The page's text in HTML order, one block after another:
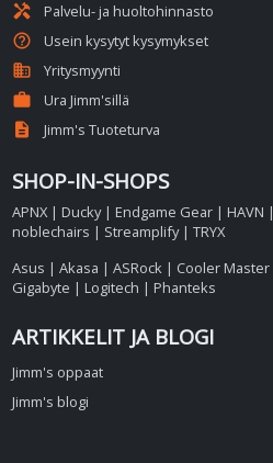
handyman
Palvelu- ja huoltohinnasto
help_outline
Usein kysytyt kysymykset
business
Yritysmyynti
work
Ura Jimm'sillä
description
Jimm's Tuoteturva
SHOP-IN-SHOPS
APNX | Ducky| Endgame Gear | HAVN |
noblechairs | Streamplify|TRYX
Asus |Akasa |ASRock | Cooler Master
Gigabyte | Logitech | Phanteks
ARTIKKELIT JA BLOGI
Jimm's oppaat
Jimm's blogi